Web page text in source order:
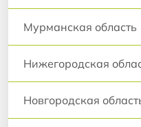
Мурманская область
Нижегородская
Новгородская